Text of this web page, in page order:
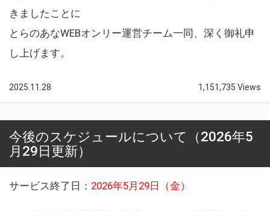
きましたことに
とらのあなWEBオンリー運営チーム一同、深く御礼申
し上げます。
2025.11.28 1,151,735 Views
今後のスケジュールについて（2026年5
月29日更新）
サービス終了日： 2026年5月29日（金）